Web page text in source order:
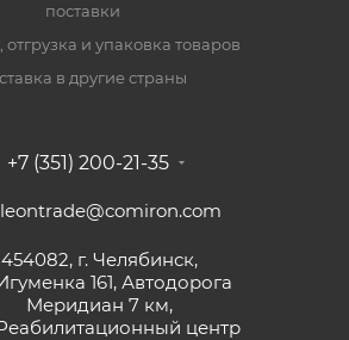
поставки
отгрузка и упаковка товаров
в другие страны
+7 (351) 200-21-35
454082, г. Челябинск,
161, Автодорога
Меридиан 7 км,
центр